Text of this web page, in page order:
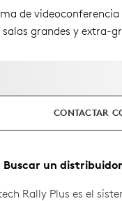
de
salas grandes y extra-
CONTACTAR
Buscar un distribuidor
Rally Plus es el